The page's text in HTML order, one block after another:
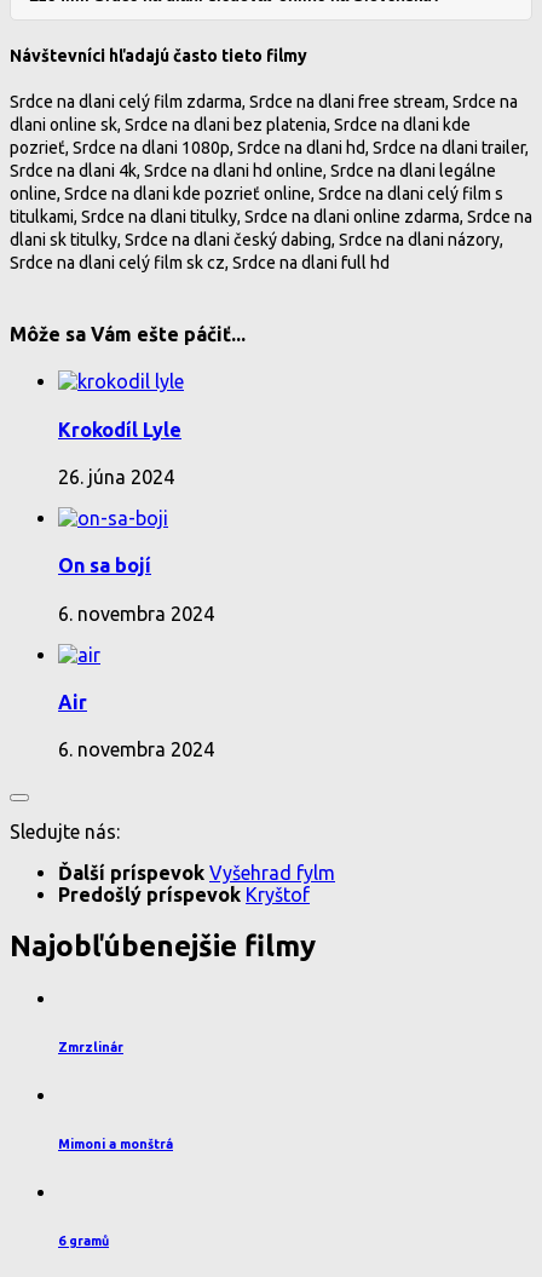
Návštevníci hľadajú často tieto filmy
Srdce na dlani celý film zdarma, Srdce na dlani free stream, Srdce na
dlani online sk, Srdce na dlani bez platenia, Srdce na dlani kde
pozrieť, Srdce na dlani 1080p, Srdce na dlani hd, Srdce na dlani trailer,
Srdce na dlani 4k, Srdce na dlani hd online, Srdce na dlani legálne
online, Srdce na dlani kde pozrieť online, Srdce na dlani celý film s
titulkami, Srdce na dlani titulky, Srdce na dlani online zdarma, Srdce na
dlani sk titulky, Srdce na dlani český dabing, Srdce na dlani názory,
Srdce na dlani celý film sk cz, Srdce na dlani full hd
Môže sa Vám ešte páčiť...
Krokodíl Lyle
26. júna 2024
On sa bojí
6. novembra 2024
Air
6. novembra 2024
Sledujte nás:
Ďalší príspevok Vyšehrad fylm
Predošlý príspevok Kryštof
Najobľúbenejšie filmy
Zmrzlinár
Mimoni a monštrá
6 gramů